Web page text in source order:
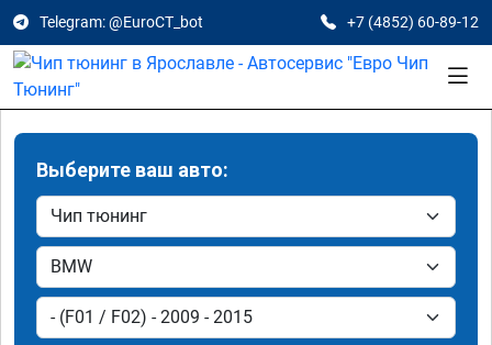
Telegram: @EuroCT_bot +7 (4852) 60-89-12
Выберите ваш авто: